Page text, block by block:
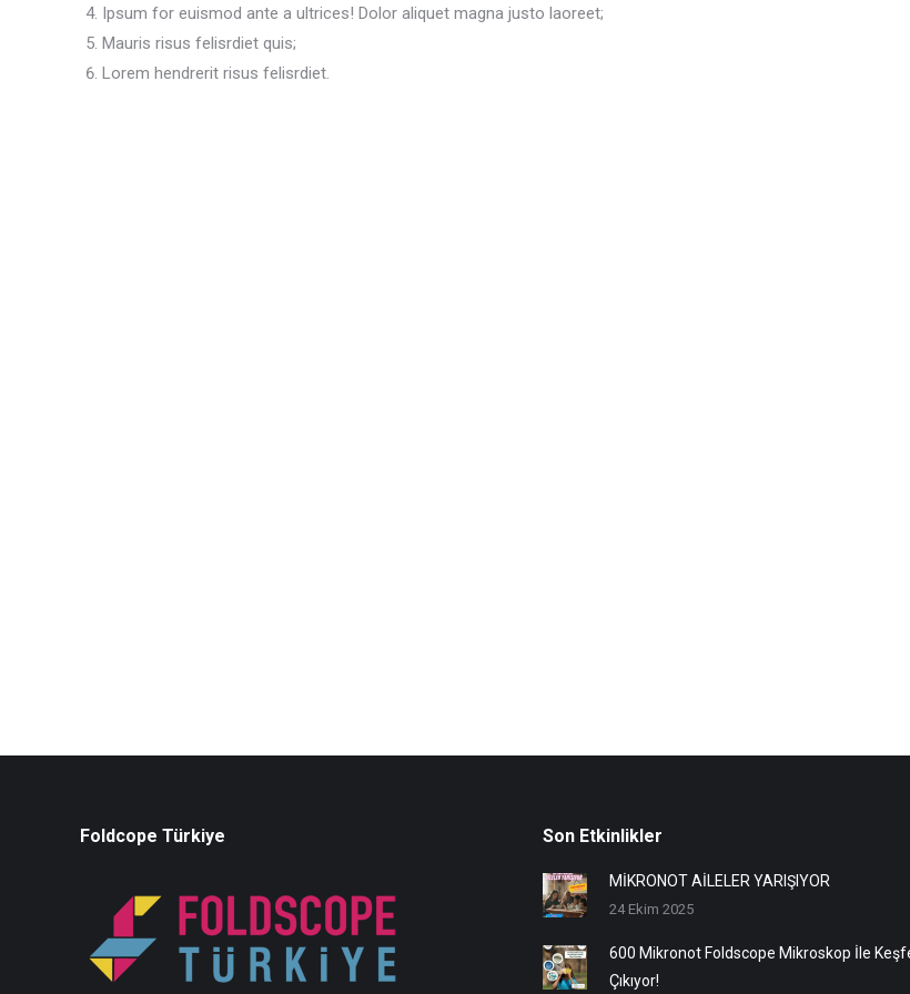
Ipsum for euismod ante a ultrices! Dolor aliquet magna justo laoreet;
Mauris risus felisrdiet quis;
Lorem hendrerit risus felisrdiet.
Foldcope Türkiye Son Etkinlikler
MİKRONOT AİLELER YARIŞIYOR
24 Ekim 2025
600 Mikronot Foldscope Mikroskop İle
Çıkıyor!